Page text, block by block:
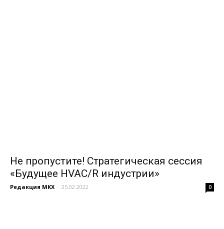
Не пропустите! Стратегическая сессия
«Будущее HVAC/R индустрии»
Редакция МКХ - 25.02.2022 0